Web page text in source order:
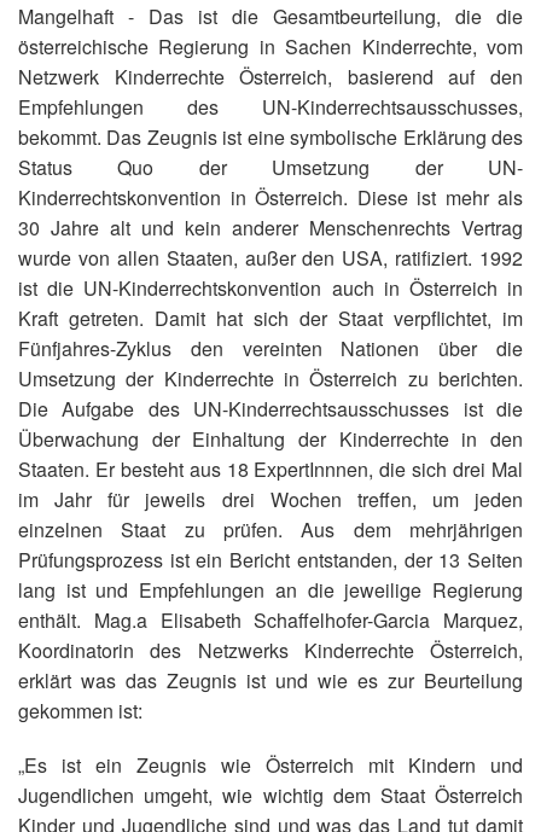
Mangelhaft - Das ist die Gesamtbeurteilung, die die
österreichische Regierung in Sachen Kinderrechte, vom
Netzwerk Kinderrechte Österreich, basierend auf den
Empfehlungen des UN-Kinderrechtsausschusses,
bekommt. Das Zeugnis ist eine symbolische Erklärung des
Status Quo der Umsetzung der UN-
Kinderrechtskonvention in Österreich. Diese ist mehr als
30 Jahre alt und kein anderer Menschenrechts Vertrag
wurde von allen Staaten, außer den USA, ratifiziert. 1992
ist die UN-Kinderrechtskonvention auch in Österreich in
Kraft getreten. Damit hat sich der Staat verpflichtet, im
Fünfjahres-Zyklus den vereinten Nationen über die
Umsetzung der Kinderrechte in Österreich zu berichten.
Die Aufgabe des UN-Kinderrechtsausschusses ist die
Überwachung der Einhaltung der Kinderrechte in den
Staaten. Er besteht aus 18 ExpertInnnen, die sich drei Mal
im Jahr für jeweils drei Wochen treffen, um jeden
einzelnen Staat zu prüfen. Aus dem mehrjährigen
Prüfungsprozess ist ein Bericht entstanden, der 13 Seiten
lang ist und Empfehlungen an die jeweilige Regierung
enthält. Mag.a Elisabeth Schaffelhofer-Garcia Marquez,
Koordinatorin des Netzwerks Kinderrechte Österreich,
erklärt was das Zeugnis ist und wie es zur Beurteilung
gekommen ist:
„Es ist ein Zeugnis wie Österreich mit Kindern und
Jugendlichen umgeht, wie wichtig dem Staat Österreich
Kinder und Jugendliche sind und was das Land tut damit